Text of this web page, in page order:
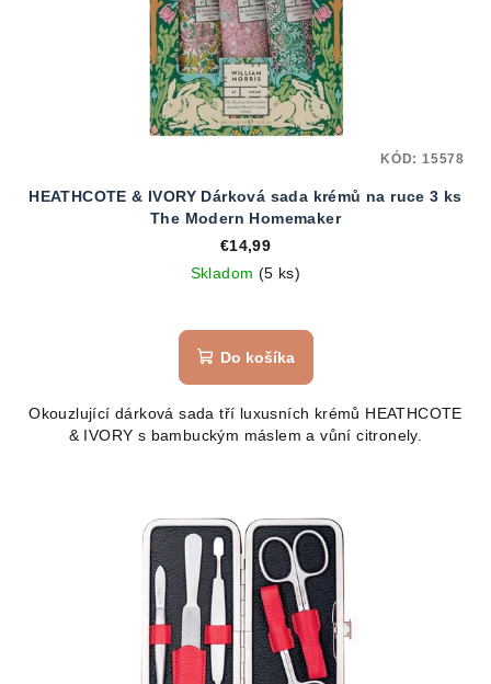
HEATHCOTE & IVORY Dárková sada krémů na ruce 3 ks
The Modern Homemaker
€14,99
Skladom (5 ks)
Do košíka
Okouzlující dárková sada tří luxusních krémů HEATHCOTE
& IVORY s bambuckým máslem a vůní citronely.
KÓD: 15578